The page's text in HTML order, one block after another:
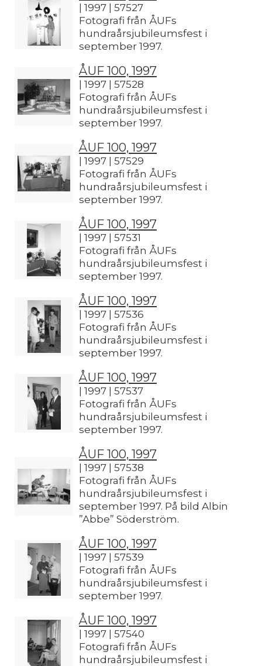
| 1997 | 57527
Fotografi från ÅUFs
hundraårsjubileumsfest i
september 1997.
ÅUF 100, 1997
| 1997 | 57528
Fotografi från ÅUFs
hundraårsjubileumsfest i
september 1997.
ÅUF 100, 1997
| 1997 | 57529
Fotografi från ÅUFs
hundraårsjubileumsfest i
september 1997.
ÅUF 100, 1997
| 1997 | 57531
Fotografi från ÅUFs
hundraårsjubileumsfest i
september 1997.
ÅUF 100, 1997
| 1997 | 57536
Fotografi från ÅUFs
hundraårsjubileumsfest i
september 1997.
ÅUF 100, 1997
| 1997 | 57537
Fotografi från ÅUFs
hundraårsjubileumsfest i
september 1997.
ÅUF 100, 1997
| 1997 | 57538
Fotografi från ÅUFs
hundraårsjubileumsfest i
september 1997. På bild Albin
”Abbe” Söderström.
ÅUF 100, 1997
| 1997 | 57539
Fotografi från ÅUFs
hundraårsjubileumsfest i
september 1997.
ÅUF 100, 1997
| 1997 | 57540
Fotografi från ÅUFs
hundraårsjubileumsfest i